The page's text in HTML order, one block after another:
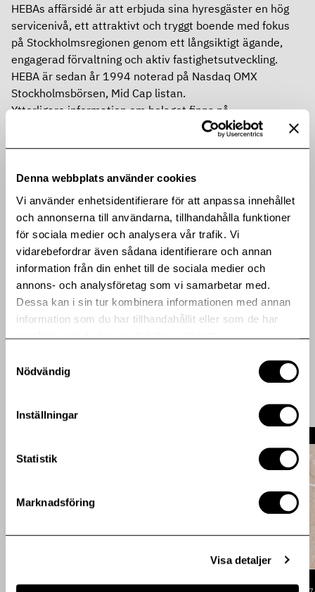
Denna webbplats använder cookies
Vi använder enhetsidentifierare för att anpassa innehållet
och annonserna till användarna, tillhandahålla funktioner
för sociala medier och analysera vår trafik. Vi
vidarebefordrar även sådana identifierare och annan
information från din enhet till de sociala medier och
annons- och analysföretag som vi samarbetar med.
Dessa kan i sin tur kombinera informationen med annan
information som du har tillhandahållit eller som de har
samlat in när du har använt deras tjänster.
Nödvändig
Inställningar
Statistik
Marknadsföring
Visa detaljer
HEBAs affärsidé är att erbjuda sina hyresgäster en hög
servicenivå, ett attraktivt och tryggt boende med fokus
på Stockholmsregionen genom ett långsiktigt ägande,
engagerad förvaltning och aktiv fastighetsutveckling.
HEBA är sedan år 1994 noterad på Nasdaq OMX
Stockholmsbörsen, Mid Cap listan.
Ytterligare information om bolaget finns på
Dela artikeln med en vän eller ditt nätverk
Bifogade filer
Release (pdf)
sollentuna017 (jpg)